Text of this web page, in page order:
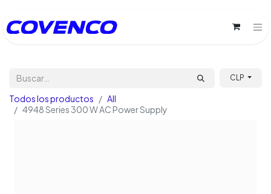
CLP
Todos los productos
All
4948 Series 300 W AC Power Supply